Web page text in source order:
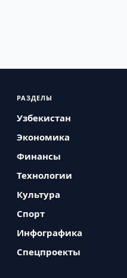
РАЗДЕЛЫ
Узбекистан
Экономика
Финансы
Технологии
Культура
Спорт
Инфографика
Спецпроекты